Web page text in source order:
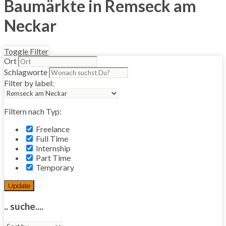
Baumärkte in Remseck am
Neckar
Toggle Filter
Ort
Schlagworte
Filter by label:
Filtern nach Typ:
Freelance
Full Time
Internship
Part Time
Temporary
Update
.. suche....